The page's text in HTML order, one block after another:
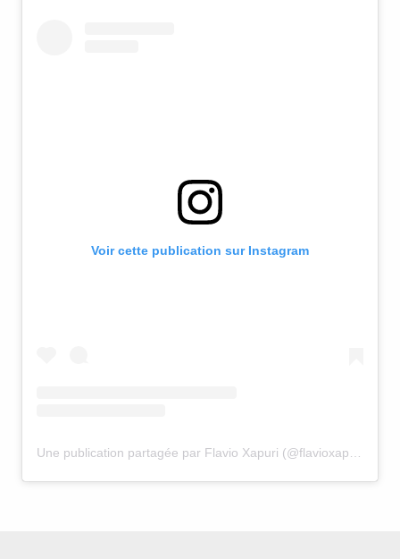
Voir cette publication sur Instagram